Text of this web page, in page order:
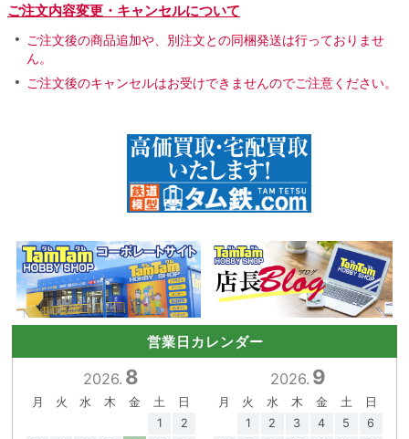
ご注文内容変更・キャンセルについて
ご注文後の商品追加や、別注文との同梱発送は行っておりませ
ん。
ご注文後のキャンセルはお受けできませんのでご注意ください。
営業日カレンダー
2026. 8
月 火 水 木 金 土
日
1
2
2026. 9
月 火 水 木 金 土
日
1
2 3 4 5
6